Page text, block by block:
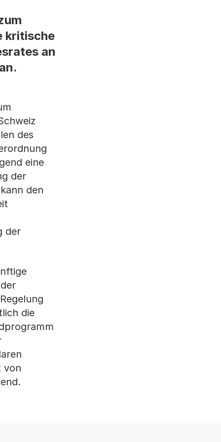
kritische
an
des
eine
der
den
der
die
von